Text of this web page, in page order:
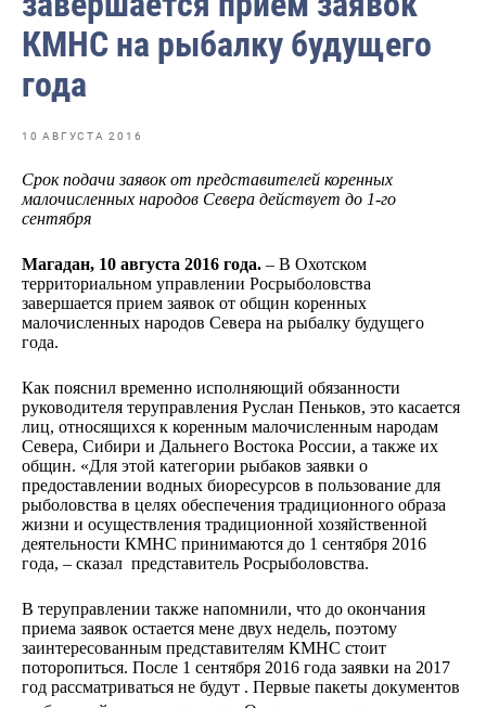
Отраслевые СМИ
Выставки и конференции
Научно-практическая литература
Рыбоохрана России
Отрасль в цифрах
Инфографика
Большая африканская экспедиция
Укрепление духовно-нравственных ценностей
КМНС на рыбалку будущего
года
10 АВГУСТА 2016
Срок подачи заявок от представителей коренных
малочисленных народов Севера действует до 1-го
сентября
Магадан, 10 августа 2016 года. – В Охотском
территориальном управлении Росрыболовства
завершается прием заявок от общин коренных
малочисленных народов Севера на рыбалку будущего
года.
Как пояснил временно исполняющий обязанности
руководителя теруправления Руслан Пеньков, это касается
лиц, относящихся к коренным малочисленным народам
Севера, Сибири и Дальнего Востока России, а также их
общин. «Для этой категории рыбаков заявки о
предоставлении водных биоресурсов в пользование для
рыболовства в целях обеспечения традиционного образа
жизни и осуществления традиционной хозяйственной
деятельности КМНС принимаются до 1 сентября 2016
года, – сказал представитель Росрыболовства.
В теруправлении также напомнили, что до окончания
приема заявок остается мене двух недель, поэтому
заинтересованным представителям КМНС стоит
поторопиться. После 1 сентября 2016 года заявки на 2017
год рассматриваться не будут . Первые пакеты документов